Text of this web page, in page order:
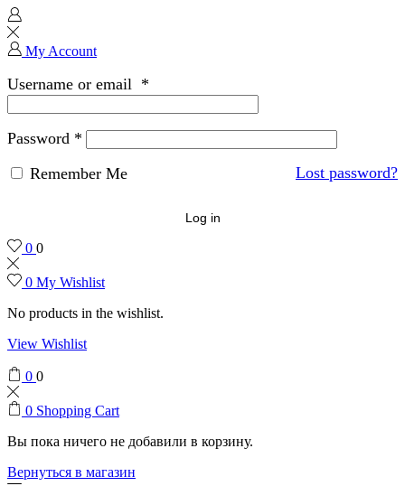
My Account
Username or email *
Password *
Lost password?
Remember Me
Log in
0 0
0 My Wishlist
No products in the wishlist.
View Wishlist
0 0
0 Shopping Cart
Вы пока ничего не добавили в корзину.
Вернуться в магазин